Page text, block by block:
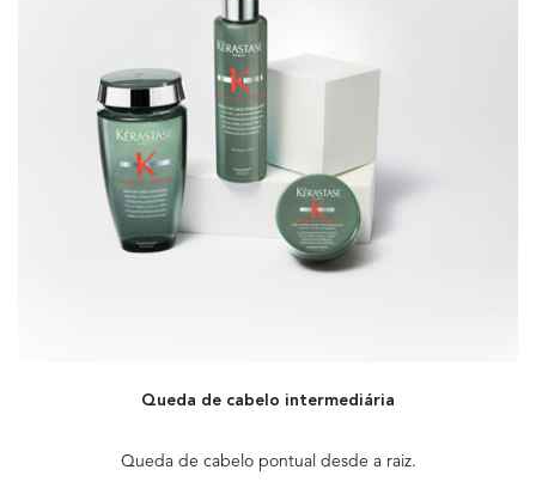
Queda de cabelo intermediária
Queda de cabelo pontual desde a raiz.